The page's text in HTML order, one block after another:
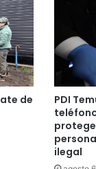
de
PDI
ilegal